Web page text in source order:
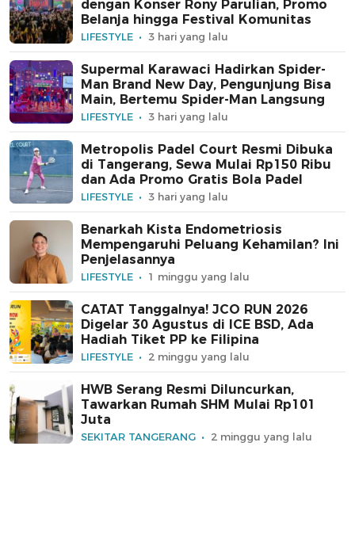
dengan Konser Rony Parulian, Promo
Belanja hingga Festival Komunitas
LIFESTYLE 3 hari yang lalu
Supermal Karawaci Hadirkan Spider-
Man Brand New Day, Pengunjung Bisa
Main, Bertemu Spider-Man Langsung
LIFESTYLE 3 hari yang lalu
Metropolis Padel Court Resmi Dibuka
di Tangerang, Sewa Mulai Rp150 Ribu
dan Ada Promo Gratis Bola Padel
LIFESTYLE 3 hari yang lalu
Benarkah Kista Endometriosis
Mempengaruhi Peluang Kehamilan? Ini
Penjelasannya
LIFESTYLE 1 minggu yang lalu
CATAT Tanggalnya! JCO RUN 2026
Digelar 30 Agustus di ICE BSD, Ada
Hadiah Tiket PP ke Filipina
LIFESTYLE 2 minggu yang lalu
HWB Serang Resmi Diluncurkan,
Tawarkan Rumah SHM Mulai Rp101
Juta
SEKITAR TANGERANG 2 minggu yang lalu